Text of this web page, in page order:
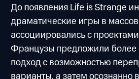
До появления Life is Strange
драматические игры в
ассоциировались с
Французы предложили более
подход с возможностью
варианты, а затем осознанно